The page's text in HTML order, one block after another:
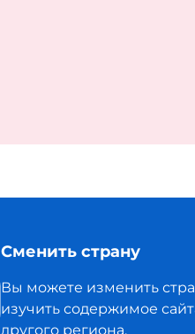
Сменить страну
Вы можете изменить
изучить содержимое
другого региона.